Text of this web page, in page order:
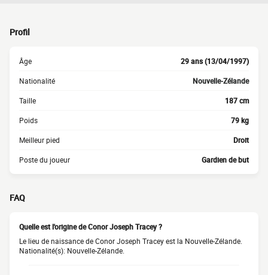
Profil
Âge 29 ans (13/04/1997)
Nationalité Nouvelle-Zélande
Taille 187 cm
Poids 79 kg
Meilleur pied Droit
Poste du joueur Gardien de but
FAQ
Quelle est l'origine de Conor Joseph Tracey ?
Le lieu de naissance de Conor Joseph Tracey est la Nouvelle-Zélande.
Nationalité(s): Nouvelle-Zélande.